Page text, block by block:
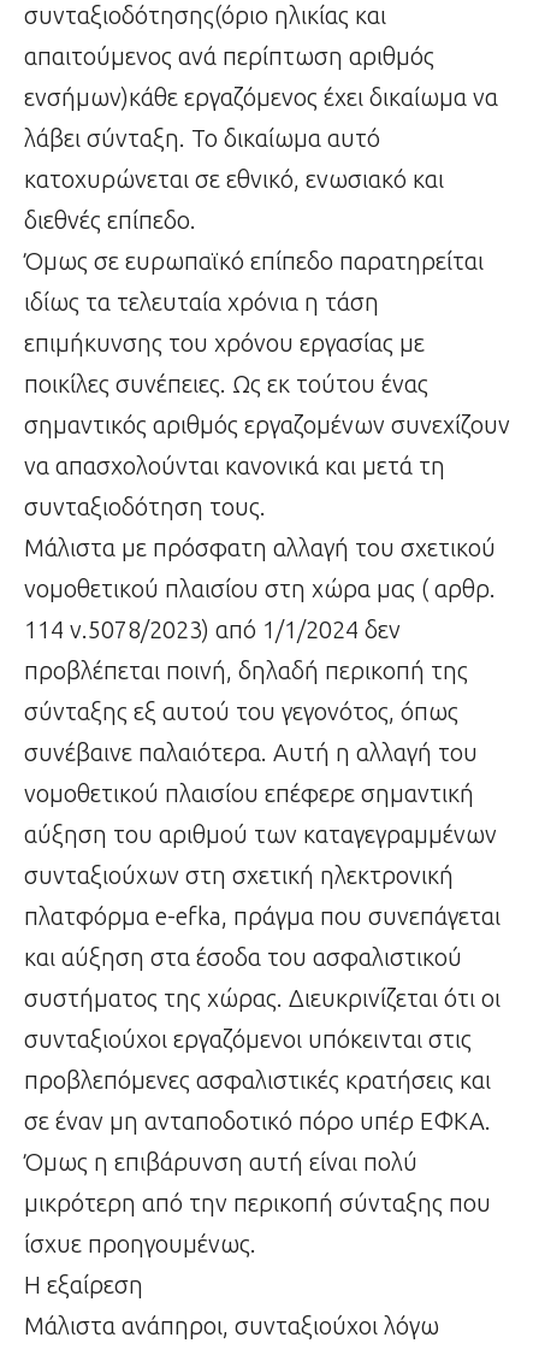
συνταξιοδότησης(όριο ηλικίας και
απαιτούμενος ανά περίπτωση αριθμός
ενσήμων)κάθε εργαζόμενος έχει δικαίωμα να
λάβει σύνταξη. Το δικαίωμα αυτό
κατοχυρώνεται σε εθνικό, ενωσιακό και
διεθνές επίπεδο.
Όμως σε ευρωπαϊκό επίπεδο παρατηρείται
ιδίως τα τελευταία χρόνια η τάση
επιμήκυνσης του χρόνου εργασίας με
ποικίλες συνέπειες. Ως εκ τούτου ένας
σημαντικός αριθμός εργαζομένων συνεχίζουν
να απασχολούνται κανονικά και μετά τη
συνταξιοδότηση τους.
Μάλιστα με πρόσφατη αλλαγή του σχετικού
νομοθετικού πλαισίου στη χώρα μας ( αρθρ.
114 ν.5078/2023) από 1/1/2024 δεν
προβλέπεται ποινή, δηλαδή περικοπή της
σύνταξης εξ αυτού του γεγονότος, όπως
συνέβαινε παλαιότερα. Αυτή η αλλαγή του
νομοθετικού πλαισίου επέφερε σημαντική
αύξηση του αριθμού των καταγεγραμμένων
συνταξιούχων στη σχετική ηλεκτρονική
πλατφόρμα e-efka, πράγμα που συνεπάγεται
και αύξηση στα έσοδα του ασφαλιστικού
συστήματος της χώρας. Διευκρινίζεται ότι οι
συνταξιούχοι εργαζόμενοι υπόκεινται στις
προβλεπόμενες ασφαλιστικές κρατήσεις και
σε έναν μη ανταποδοτικό πόρο υπέρ ΕΦΚΑ.
Όμως η επιβάρυνση αυτή είναι πολύ
μικρότερη από την περικοπή σύνταξης που
ίσχυε προηγουμένως.
Η εξαίρεση
Μάλιστα ανάπηροι, συνταξιούχοι λόγω